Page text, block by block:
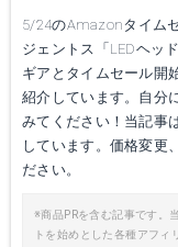
5/24のAmazonタイム
ジェントス「LEDヘッ
ギアとタイムセール開
紹介しています。自分
みてください！当記事
しています。価格変更
ださい。
※商品PRを含む記事です。
トを始めとした各種アフィ